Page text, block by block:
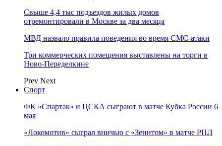
Свыше 4,4 тыс подъездов жилых домов
отремонтировали в Москве за два месяца
МВД назвало правила поведения во время СМС-атаки
Три коммерческих помещения выставлены на торги в
Ново-Переделкине
Prev Next
Спорт
ФК «Спартак» и ЦСКА сыграют в матче Кубка России 6
мая
«Локомотив» сыграл вничью с «Зенитом» в матче РПЛ